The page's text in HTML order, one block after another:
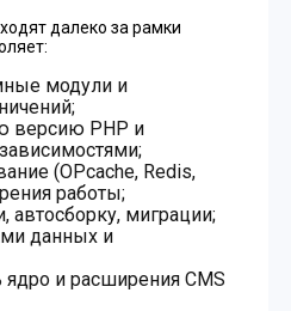
далеко за рамки
модули и
версию PHP и
(OPcache, Redis,
работы;
автосборку, миграции;
данных и
ядро и расширения CMS